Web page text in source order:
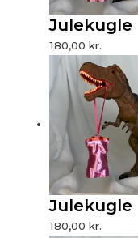
Julekugle
180,00kr.
Julekugle
180,00kr.